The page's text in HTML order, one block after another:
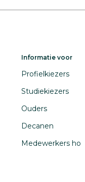
Informatie voor
Profielkiezers
Studiekiezers
Ouders
Decanen
Medewerkers ho